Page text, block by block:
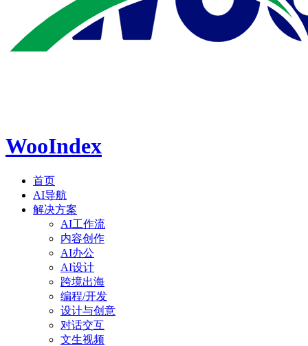
WooIndex
首页
AI导航
解决方案
AI工作流
内容创作
AI办公
AI设计
跨境出海
编程/开发
设计与创意
对话交互
文生视频